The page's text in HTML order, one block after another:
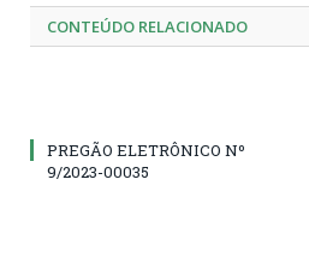
CONTEÚDO RELACIONADO
PREGÃO ELETRÔNICO Nº
9/2023-00035